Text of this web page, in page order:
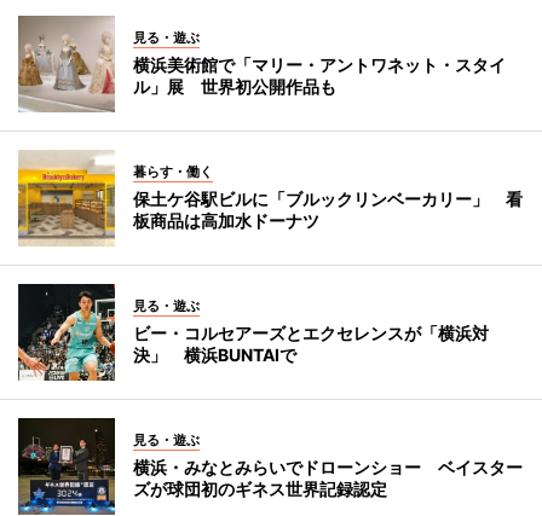
見る・遊ぶ
横浜美術館で「マリー・アントワネット・スタイ
ル」展 世界初公開作品も
暮らす・働く
保土ケ谷駅ビルに「ブルックリンベーカリー」 看
板商品は高加水ドーナツ
見る・遊ぶ
ビー・コルセアーズとエクセレンスが「横浜対
決」 横浜BUNTAIで
見る・遊ぶ
横浜・みなとみらいでドローンショー ベイスター
ズが球団初のギネス世界記録認定